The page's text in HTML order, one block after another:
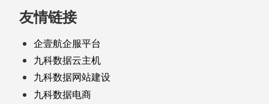
友情链接
企壹航企服平台
九科数据云主机
九科数据网站建设
九科数据电商